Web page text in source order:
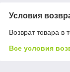
Условия
Возврат товара в
Все условия